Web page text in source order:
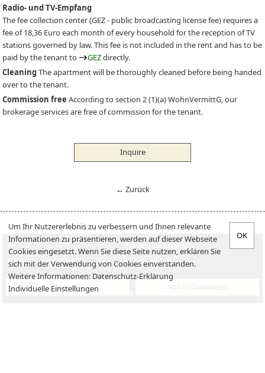
Inquire
Radio- und TV-Empfang
The fee collection center (GEZ- public broadcasting license fee) requires a
fee of 18,36 Euro each month of every household for the reception of TV
stations governed by law. This fee is not included in the rent and has to be
paid by the tenant to
GEZdirectly.
CleaningThe apartment will be thoroughly cleaned before being handed
over to the tenant.
Commission free According to section 2 (1)(a) WohnVermittG, our
brokerage services are free of commission for the tenant.
Inquire
← Zurück
Offers
Tenant information
Offer an apartment
Landlord-Infos
Verkaufen
Jobs
Sales
Um Ihr Nutzererlebnis zu verbessern und Ihnen relevante
Informationen zu präsentieren, werden auf dieser Webseite
Cookies eingesetzt. Wenn Sie diese Seite nutzen, erklären Sie
sich mit der Verwendung von Cookies einverstanden.
Weitere Informationen: Datenschutz-Erklärung
Individuelle Einstellungen